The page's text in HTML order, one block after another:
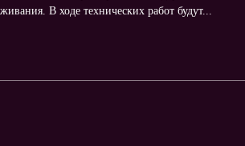
В ходе технических работ будут...